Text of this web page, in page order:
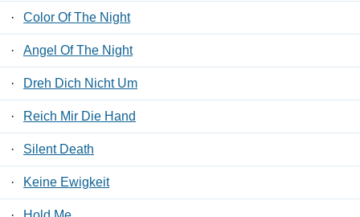
· Color Of The Night
· Angel Of The Night
· Dreh Dich Nicht Um
· Reich Mir Die Hand
· Silent Death
· Keine Ewigkeit